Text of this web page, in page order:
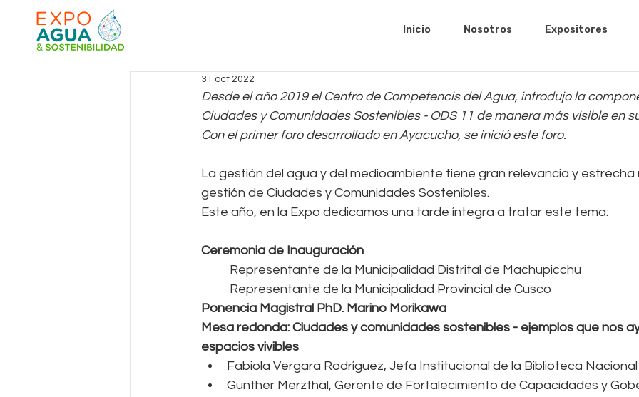
Inicio Nosotros Expositores
31 oct 2022
Desde el año 2019 el Centro de Competencis del Agua, introdujo la
Ciudades y Comunidades Sostenibles - ODS 11 de manera más visible en
Con el primer foro desarrollado en Ayacucho, se inició este foro.
La gestión del agua y del medioambiente tiene gran relevancia y
gestión de Ciudades y Comunidades Sostenibles.
Este año, en la Expo dedicamos una tarde íntegra a tratar este tema:
Ceremonia de Inauguración
Representante de la Municipalidad Distrital de Machupicchu
Representante de la Municipalidad Provincial de Cusco
Ponencia Magistral PhD. Marino Morikawa
Mesa redonda: Ciudades y comunidades sostenibles - ejemplos que nos
espacios vivibles
Fabiola Vergara Rodríguez, Jefa Institucional de la Biblioteca Nacional
Gunther Merzthal, Gerente de Fortalecimiento de Capacidades y